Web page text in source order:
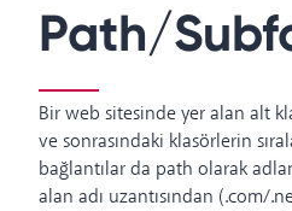
Path/
Bir web sitesinde yer alan alt
ve sonrasındaki klasörlerin
bağlantılar da path olarak
alan adı uzantısından (.com/